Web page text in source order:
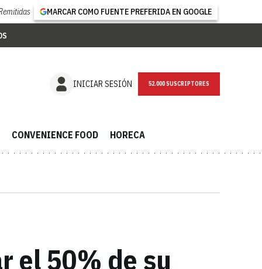
MARCAR COMO FUENTE PREFERIDA EN GOOGLE
INICIAR SESIÓN NEWSLETTER
CONVENIENCE FOOD HORECA
el 50% de su